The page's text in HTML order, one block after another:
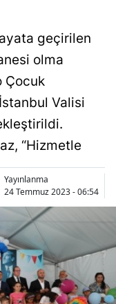
geçirilen
olma
Çocuk
Valisi
“Hizmetle
Yayınlanma
24 Temmuz 2023 - 06:54